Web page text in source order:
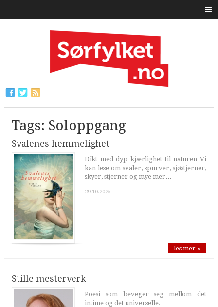
Tags: Soloppgang
Svalenes hemmelighet
Dikt med dyp kjærlighet til naturen Vi
kan lese om svaler, spurver, sjøstjerner,
skyer, stjerner og mye mer…
29.10.2025
les mer »
Stille mesterverk
Poesi som beveger seg mellom det
intime og det universelle.